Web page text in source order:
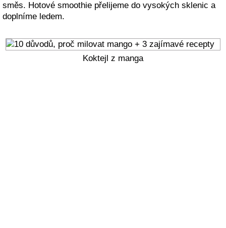
směs. Hotové smoothie přelijeme do vysokých sklenic a
doplníme ledem.
Koktejl z manga